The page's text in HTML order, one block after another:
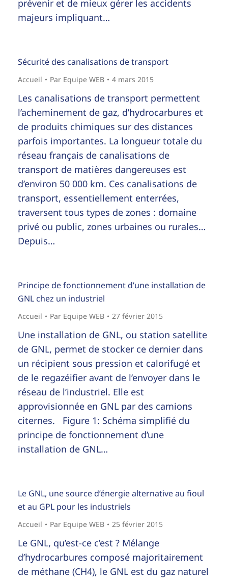
prévenir et de mieux gérer les accidents
majeurs impliquant…
Sécurité des canalisations de transport
Accueil Par Equipe WEB 4 mars 2015
Les canalisations de transport permettent
l’acheminement de gaz, d’hydrocarbures et
de produits chimiques sur des distances
parfois importantes. La longueur totale du
réseau français de canalisations de
transport de matières dangereuses est
d’environ 50 000 km. Ces canalisations de
transport, essentiellement enterrées,
traversent tous types de zones : domaine
privé ou public, zones urbaines ou rurales…
Depuis…
Principe de fonctionnement d’une installation de
GNL chez un industriel
Accueil Par Equipe WEB 27 février 2015
Une installation de GNL, ou station satellite
de GNL, permet de stocker ce dernier dans
un récipient sous pression et calorifugé et
de le regazéifier avant de l’envoyer dans le
réseau de l’industriel. Elle est
approvisionnée en GNL par des camions
citernes. Figure 1: Schéma simplifié du
principe de fonctionnement d’une
installation de GNL…
Le GNL, une source d’énergie alternative au fioul
et au GPL pour les industriels
Accueil Par Equipe WEB 25 février 2015
Le GNL, qu’est-ce c’est ? Mélange
d’hydrocarbures composé majoritairement
de méthane (CH4), le GNL est du gaz naturel